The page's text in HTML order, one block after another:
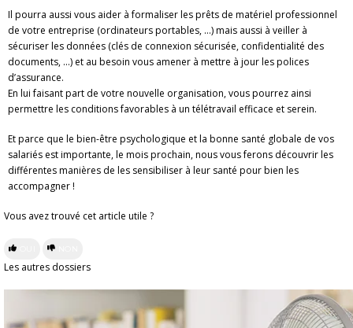
Il pourra aussi vous aider à formaliser les prêts de matériel professionnel
de votre entreprise (ordinateurs portables, …) mais aussi à veiller à
sécuriser les données (clés de connexion sécurisée, confidentialité des
documents, ...) et au besoin vous amener à mettre à jour les polices
d’assurance.
En lui faisant part de votre nouvelle organisation, vous pourrez ainsi
permettre les conditions favorables à un télétravail efficace et serein.
Et parce que le bien-être psychologique et la bonne santé globale de vos
salariés est importante, le mois prochain, nous vous ferons découvrir les
différentes manières de les sensibiliser à leur santé pour bien les
accompagner !
Vous avez trouvé cet article utile ?
Les autres dossiers